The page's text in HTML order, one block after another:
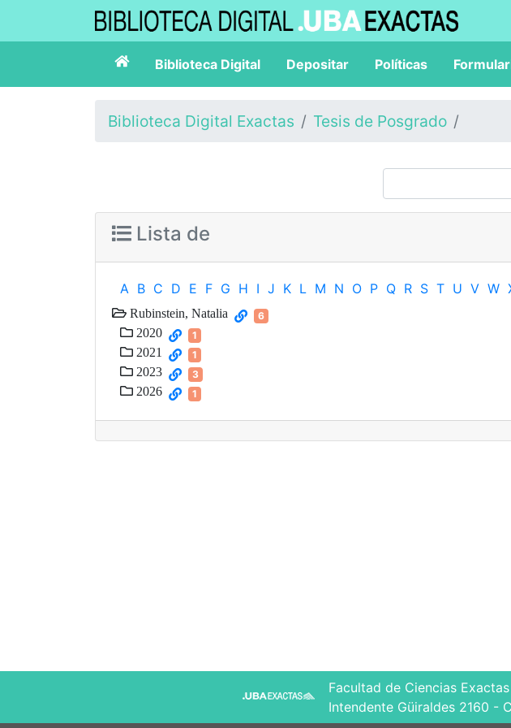
Biblioteca Digital Depositar Políticas
Biblioteca Digital Exactas Tesis de Posgrado
Lista de
A B C D E F G H I J K L M N O P Q R S T U V W
Rubinstein, Natalia 6
2020 1
2021 1
2023 3
2026 1
Facultad de Ciencias
Intendente Güiraldes 2160 -